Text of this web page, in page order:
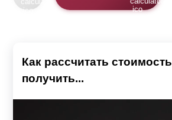
Как рассчитать
получить...